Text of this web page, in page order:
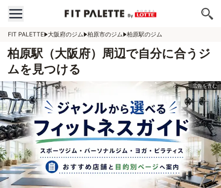
FIT PALETTE 大阪府のジム 柏原市のジム 柏原駅のジム
柏原駅（大阪府）周辺で自分に合うジ
ムを見つける